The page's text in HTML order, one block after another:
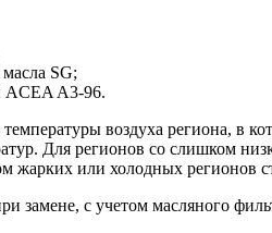
SG;
ACEA A3-96.
воздуха региона, в
Для регионов со слишком
жарких или холодных регионов
замене, с учетом масляного